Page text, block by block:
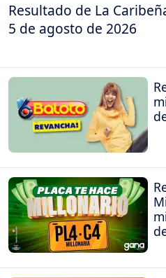
Resultado de La
5 de agosto de 2026